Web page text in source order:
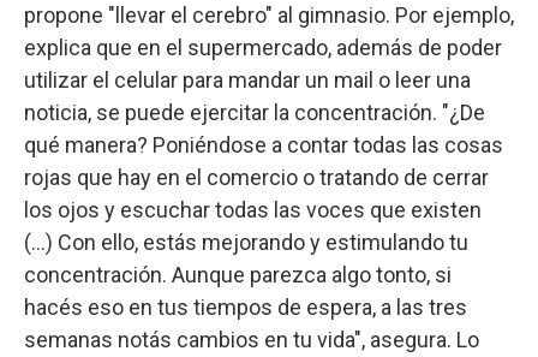
propone "llevar el cerebro" al gimnasio. Por ejemplo,
explica que en el supermercado, además de poder
utilizar el celular para mandar un mail o leer una
noticia, se puede ejercitar la concentración. "¿De
qué manera? Poniéndose a contar todas las cosas
rojas que hay en el comercio o tratando de cerrar
los ojos y escuchar todas las voces que existen
(...) Con ello, estás mejorando y estimulando tu
concentración. Aunque parezca algo tonto, si
hacés eso en tus tiempos de espera, a las tres
semanas notás cambios en tu vida", asegura. Lo